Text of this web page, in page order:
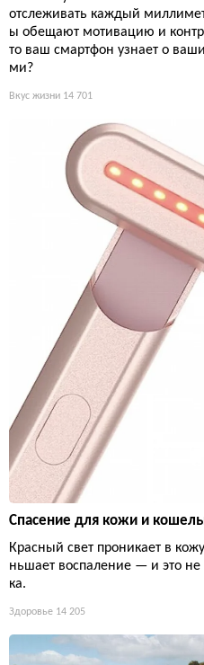
отслеживать каждый
ы обещают мотивацию и
то ваш смартфон узнает о
ми?
Вкус жизни 14 701
Спасение для кожи и
Красный свет проникает в
ньшает воспаление — и это
ка.
Здоровье 14 205